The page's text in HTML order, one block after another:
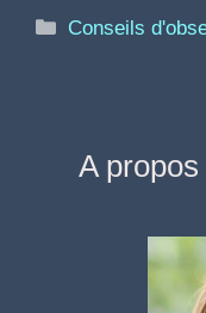
Catégories
Conseils
A